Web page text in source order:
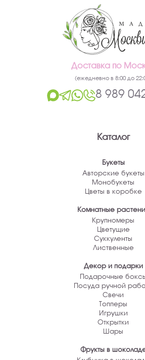
Доставка по
(ежедневно в 8:00 до
8 989
Каталог
Букеты
Авторские букеты
Монобукеты
Цветы в коробке
Комнатные
Крупномеры
Цветущие
Суккуленты
Лиственные
Декор и подарки
Подарочные
Посуда ручной
Свечи
Топперы
Игрушки
Открытки
Шары
Фрукты в